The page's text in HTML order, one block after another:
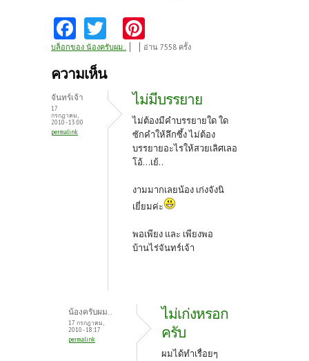
Fa
ce
b
o
o
k
w
itt
er
nt
es
t
บล็อกของ น้องครับผม.. อ่าน 7558 ครั้ง
ความเห็น
จันทร์เจ้า
17
กรกฎาคม,
2010 - 13:00
permalink
ไม่มีบรรยาย
ไม่ต้องมีคำบรรยายใด ใด
ซักคำให้ลึกซึ้ง ไม่ต้อง
บรรยายอะไรให้สวยเลิศเลอ
โอ้...เย้..
งามมากเลยน้อง เก่งจังนิ
เยี่ยมค่ะ
พอเพียง และ เพียงพอ
บ้านไร่จันทร์เจ้า
น้องครับผม..
17 กรกฎาคม,
2010 - 18:17
permalink
ไม่เก่งหรอก
ครับ
ผมได้ทำเรื่อยๆ